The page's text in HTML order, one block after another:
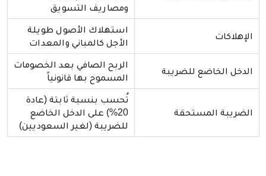
ومصاريف التسويق
الإهلاكات
استهلاك الأصول طويلة
الأجل كالمباني والمعدات
الدخل الخاضع للضريبة
الربح الصافي بعد الخصومات
المسموح بها قانونياً
الضريبة المستحقة
تُحسب بنسبة ثابتة (عادة
20%) على الدخل الخاضع
للضريبة (لغير السعوديين)